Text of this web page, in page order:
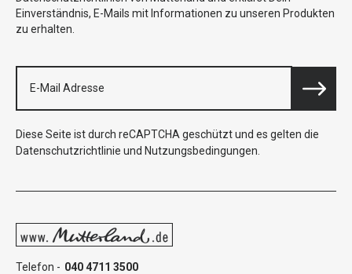
Einverständnis, E-Mails mit Informationen zu unseren Produkten
zu erhalten.
Diese Seite ist durch reCAPTCHA geschützt und es gelten die
Datenschutzrichtlinie und Nutzungsbedingungen
Telefon - 040 4711 3500